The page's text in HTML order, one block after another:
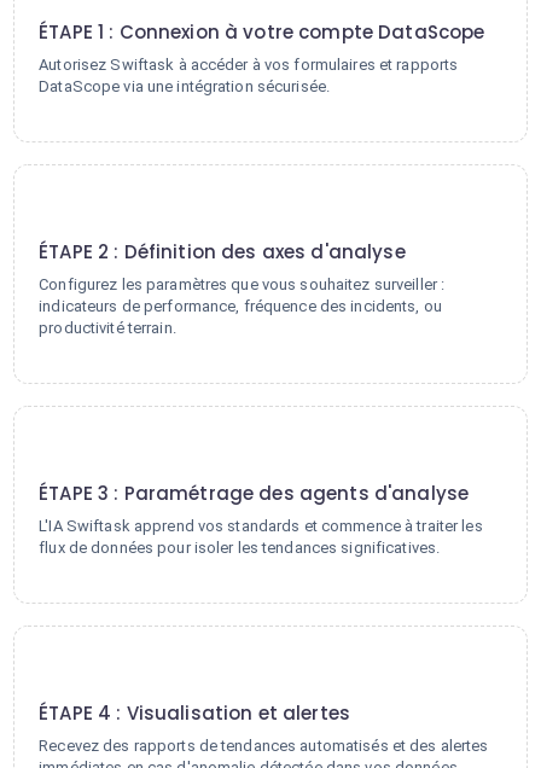
ÉTAPE 1 : Connexion à votre compte DataScope
Autorisez Swiftask à accéder à vos formulaires et rapports
DataScope via une intégration sécurisée.
ÉTAPE 2 : Définition des axes d'analyse
Configurez les paramètres que vous souhaitez surveiller :
indicateurs de performance, fréquence des incidents, ou
productivité terrain.
ÉTAPE 3 : Paramétrage des agents d'analyse
L'IA Swiftask apprend vos standards et commence à traiter les
flux de données pour isoler les tendances significatives.
ÉTAPE 4 : Visualisation et alertes
Recevez des rapports de tendances automatisés et des alertes